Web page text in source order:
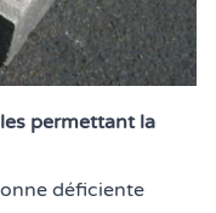
permettant la
déficiente